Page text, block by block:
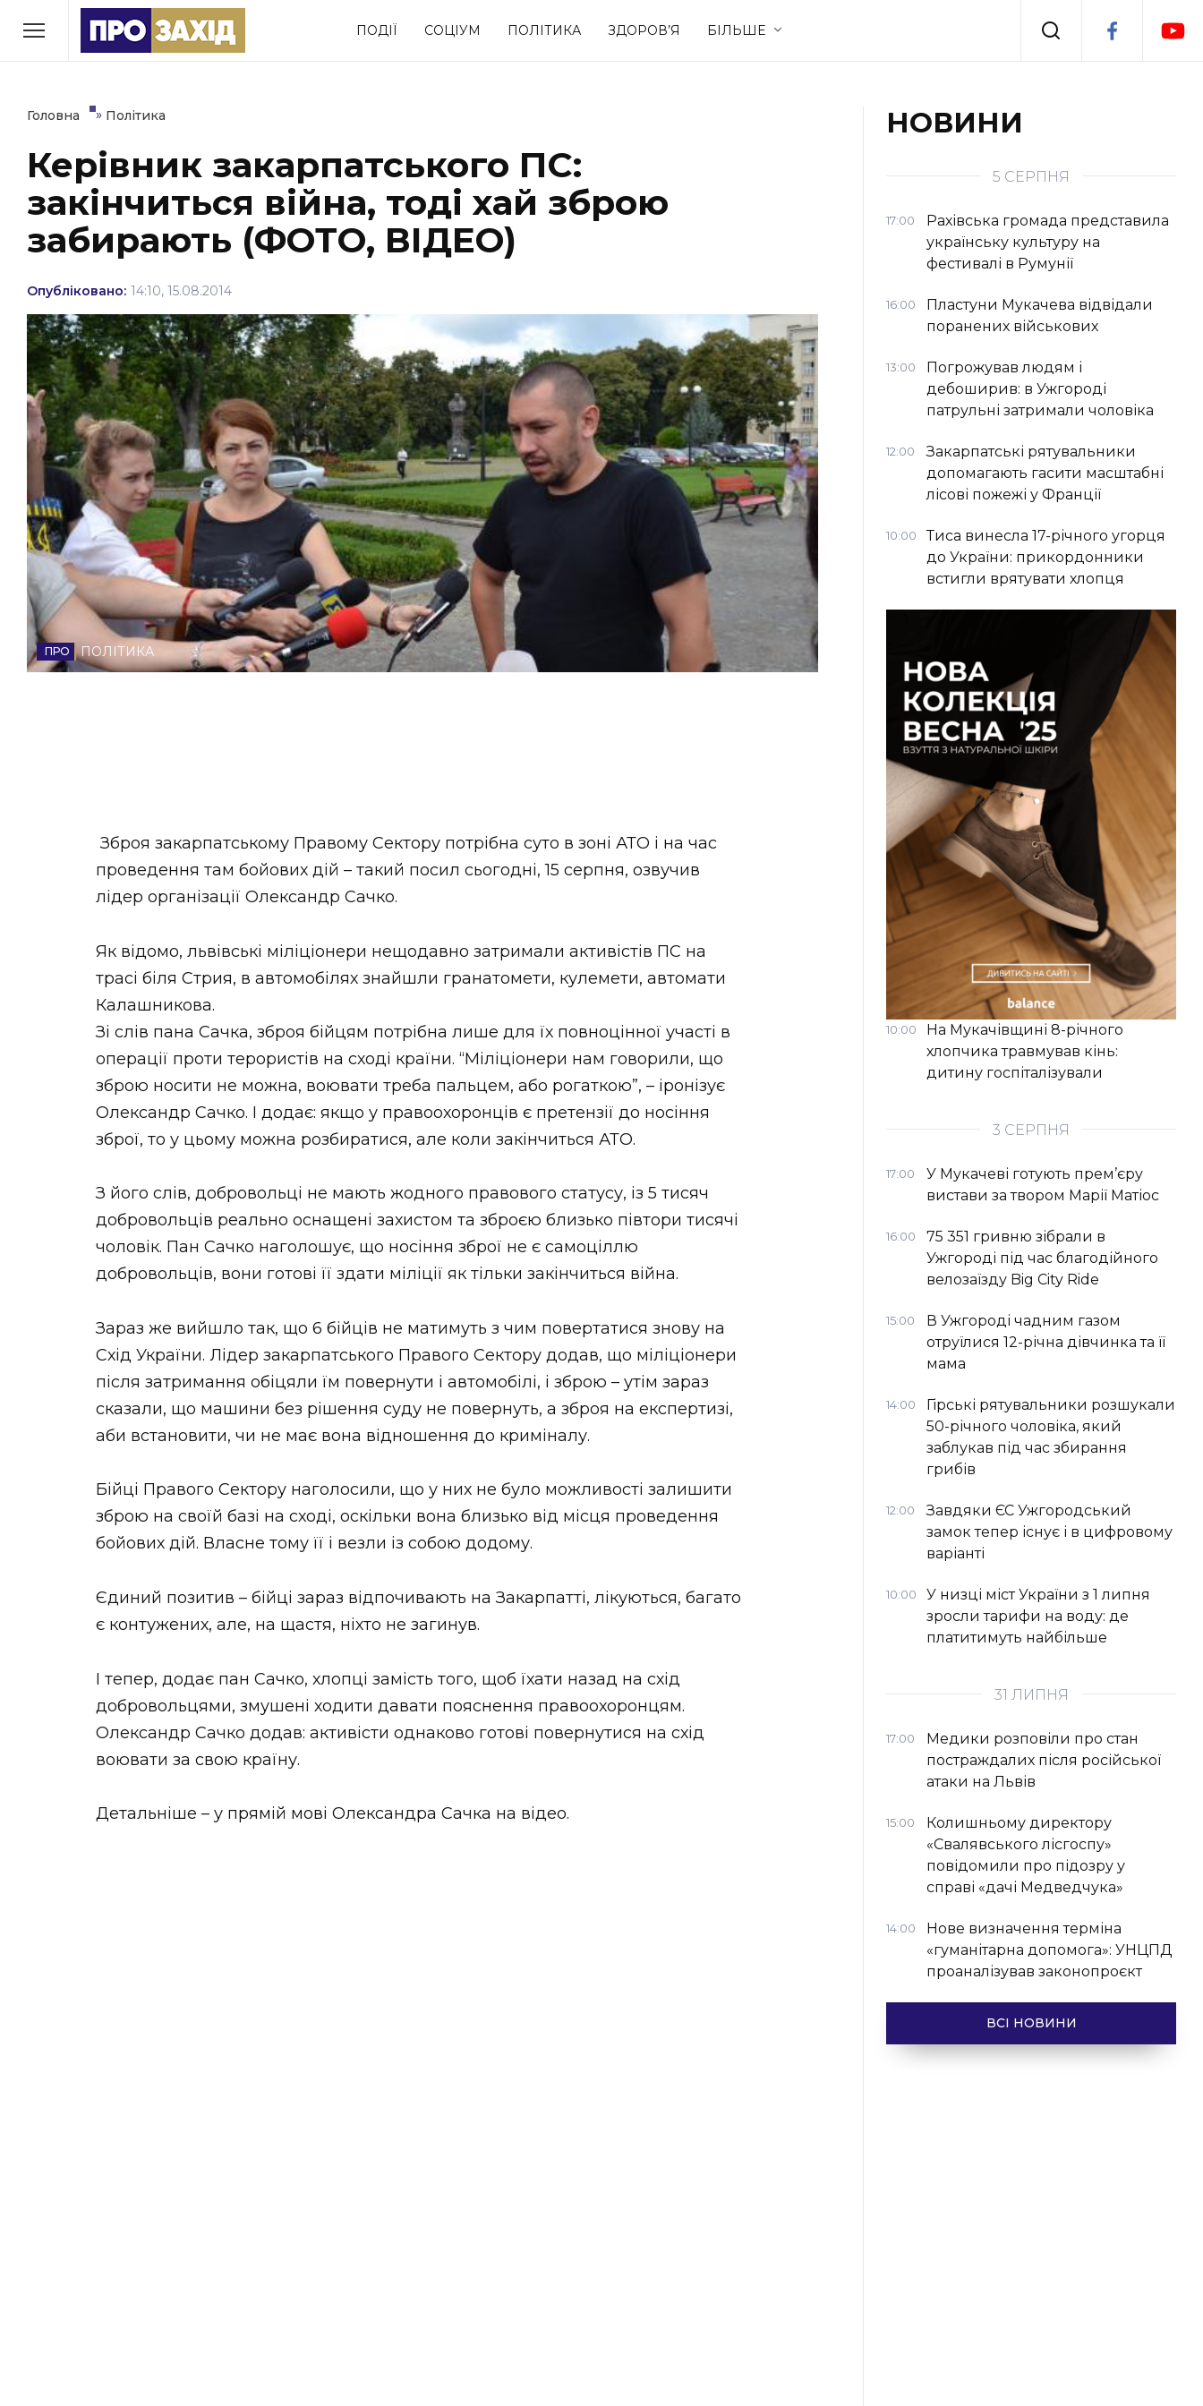
ПОДІЇ СОЦІУМ ПОЛІТИКА ЗДОРОВ’Я БІЛЬШЕ
РУБРИКИ
Економіка Події
Політика Соціум Спорт
Втрачений Ужгород
(відеоверсія)
ЗАКАРПАТСЬКІ НОВИНИ
НОВИНИ ЗАХІДНОЇ УКРАЇНИ
ФОТО
ВІДЕО
Головна » Політика
Керівник закарпатського ПС:
закінчиться війна, тоді хай зброю
забирають (ФОТО, ВІДЕО)
Опубліковано: 14:10, 15.08.2014
ПОЛІТИКА
Зброя закарпатському Правому Сектору потрібна суто в зоні АТО і на час
проведення там бойових дій – такий посил сьогодні, 15 серпня, озвучив
лідер організації Олександр Сачко.
Як відомо, львівські міліціонери нещодавно затримали активістів ПС на
трасі біля Стрия, в автомобілях знайшли гранатомети, кулемети, автомати
Калашникова.
Зі слів пана Сачка, зброя бійцям потрібна лише для їх повноцінної участі в
операції проти терористів на сході країни. “Міліціонери нам говорили, що
зброю носити не можна, воювати треба пальцем, або рогаткою”, – іронізує
Олександр Сачко. І додає: якщо у правоохоронців є претензії до носіння
зброї, то у цьому можна розбиратися, але коли закінчиться АТО.
З його слів, добровольці не мають жодного правового статусу, із 5 тисяч
добровольців реально оснащені захистом та зброєю близько півтори тисячі
чоловік. Пан Сачко наголошує, що носіння зброї не є самоціллю
добровольців, вони готові її здати міліції як тільки закінчиться війна.
Зараз же вийшло так, що 6 бійців не матимуть з чим повертатися знову на
Схід України. Лідер закарпатського Правого Сектору додав, що міліціонери
після затримання обіцяли їм повернути і автомобілі, і зброю – утім зараз
сказали, що машини без рішення суду не повернуть, а зброя на експертизі,
аби встановити, чи не має вона відношення до криміналу.
Бійці Правого Сектору наголосили, що у них не було можливості залишити
зброю на своїй базі на сході, оскільки вона близько від місця проведення
бойових дій. Власне тому її і везли із собою додому.
Єдиний позитив – бійці зараз відпочивають на Закарпатті, лікуються, багато
є контужених, але, на щастя, ніхто не загинув.
І тепер, додає пан Сачко, хлопці замість того, щоб їхати назад на схід
добровольцями, змушені ходити давати пояснення правоохоронцям.
Олександр Сачко додав: активісти однаково готові повернутися на схід
воювати за свою країну.
Детальніше – у прямій мові Олександра Сачка на відео.
НОВИНИ
5 СЕРПНЯ
17:00
Рахівська громада представила
українську культуру на
фестивалі в Румунії
16:00
Пластуни Мукачева відвідали
поранених військових
13:00
Погрожував людям і
дебоширив: в Ужгороді
патрульні затримали чоловіка
12:00
Закарпатські рятувальники
допомагають гасити масштабні
лісові пожежі у Франції
10:00
Тиса винесла 17-річного угорця
до України: прикордонники
встигли врятувати хлопця
10:00
На Мукачівщині 8-річного
хлопчика травмував кінь:
дитину госпіталізували
3 СЕРПНЯ
17:00
У Мукачеві готують прем’єру
вистави за твором Марії Матіос
16:00
75 351 гривню зібрали в
Ужгороді під час благодійного
велозаїзду Big Сity Ride
15:00
В Ужгороді чадним газом
отруїлися 12-річна дівчинка та її
мама
14:00
Гірські рятувальники розшукали
50-річного чоловіка, який
заблукав під час збирання
грибів
12:00
Завдяки ЄС Ужгородський
замок тепер існує і в цифровому
варіанті
10:00
У низці міст України з 1 липня
зросли тарифи на воду: де
платитимуть найбільше
31 ЛИПНЯ
17:00
Медики розповіли про стан
постраждалих після російської
атаки на Львів
15:00
Колишньому директору
«Свалявського лісгоспу»
повідомили про підозру у
справі «дачі Медведчука»
14:00
Нове визначення терміна
«гуманітарна допомога»: УНЦПД
проаналізував законопроєкт
ВСІ НОВИНИ